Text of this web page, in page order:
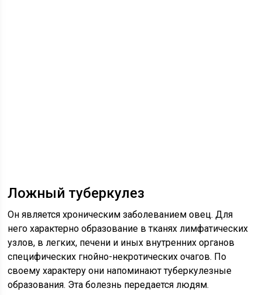
Ложный туберкулез
Он является хроническим заболеванием овец. Для
него характерно образование в тканях лимфатических
узлов, в легких, печени и иных внутренних органов
специфических гнойно-некротических очагов. По
своему характеру они напоминают туберкулезные
образования. Эта болезнь передается людям.